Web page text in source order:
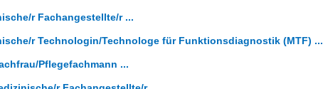
r Fachangestellte/r ...
r Technologin/Technologe für Funktionsdiagnostik (MTF) ...
Pflegefachmann ...